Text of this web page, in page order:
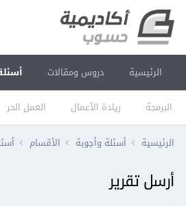
الرئيسية دروس ومقالات
البرمجة ريادة الأعمال العمل الحر
الرئيسية أسئلة وأجوبة الأقسام
أرسل تقرير